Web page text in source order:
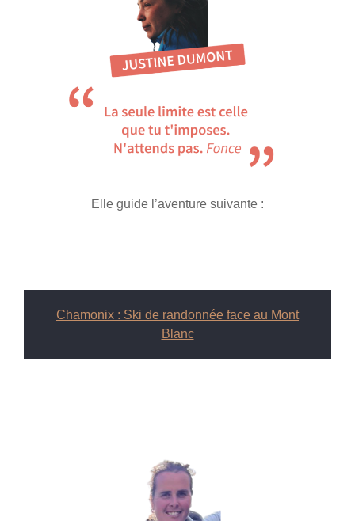
Elle guide l’aventure suivante :
Chamonix : Ski de randonnée face au Mont
Blanc